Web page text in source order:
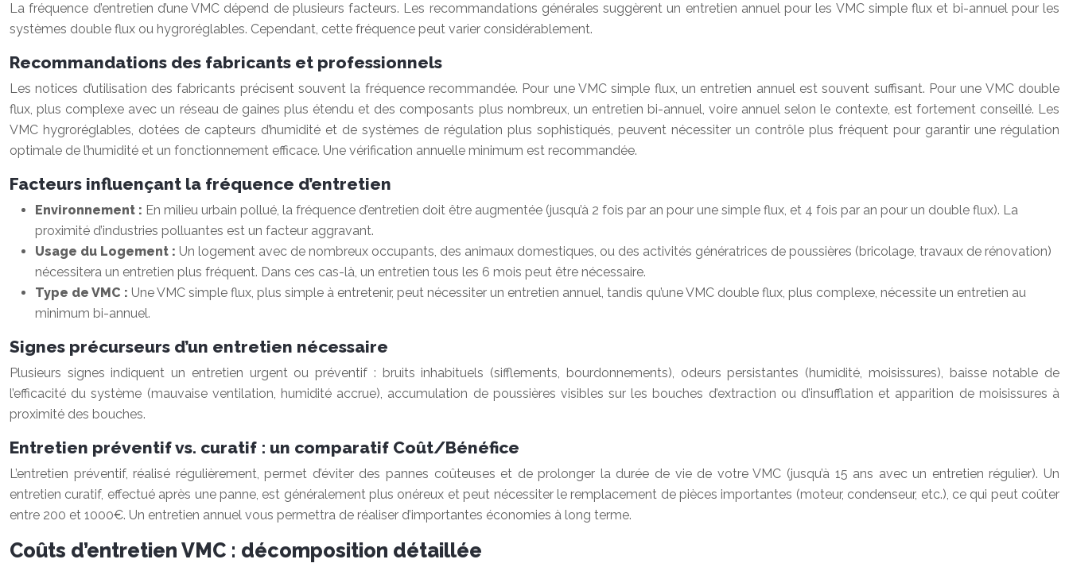
La fréquence d’entretien d’une VMC dépend de plusieurs facteurs. Les recommandations générales suggèrent un entretien annuel pour les VMC simple flux et bi-annuel pour les
systèmes double flux ou hygroréglables. Cependant, cette fréquence peut varier considérablement.
Recommandations des fabricants et professionnels
Les notices d’utilisation des fabricants précisent souvent la fréquence recommandée. Pour une VMC simple flux, un entretien annuel est souvent suffisant. Pour une VMC double
flux, plus complexe avec un réseau de gaines plus étendu et des composants plus nombreux, un entretien bi-annuel, voire annuel selon le contexte, est fortement conseillé. Les
VMC hygroréglables, dotées de capteurs d’humidité et de systèmes de régulation plus sophistiqués, peuvent nécessiter un contrôle plus fréquent pour garantir une régulation
optimale de l’humidité et un fonctionnement efficace. Une vérification annuelle minimum est recommandée.
Facteurs influençant la fréquence d’entretien
Environnement : En milieu urbain pollué, la fréquence d’entretien doit être augmentée (jusqu’à 2 fois par an pour une simple flux, et 4 fois par an pour un double flux). La
proximité d’industries polluantes est un facteur aggravant.
Usage du Logement : Un logement avec de nombreux occupants, des animaux domestiques, ou des activités génératrices de poussières (bricolage, travaux de rénovation)
nécessitera un entretien plus fréquent. Dans ces cas-là, un entretien tous les 6 mois peut être nécessaire.
Type de VMC : Une VMC simple flux, plus simple à entretenir, peut nécessiter un entretien annuel, tandis qu’une VMC double flux, plus complexe, nécessite un entretien au
minimum bi-annuel.
Signes précurseurs d’un entretien nécessaire
Plusieurs signes indiquent un entretien urgent ou préventif : bruits inhabituels (sifflements, bourdonnements), odeurs persistantes (humidité, moisissures), baisse notable de
l’efficacité du système (mauvaise ventilation, humidité accrue), accumulation de poussières visibles sur les bouches d’extraction ou d’insufflation et apparition de moisissures à
proximité des bouches.
Entretien préventif vs. curatif : un comparatif Coût/Bénéfice
L’entretien préventif, réalisé régulièrement, permet d’éviter des pannes coûteuses et de prolonger la durée de vie de votre VMC (jusqu’à 15 ans avec un entretien régulier). Un
entretien curatif, effectué après une panne, est généralement plus onéreux et peut nécessiter le remplacement de pièces importantes (moteur, condenseur, etc.), ce qui peut coûter
entre 200 et 1000€. Un entretien annuel vous permettra de réaliser d’importantes économies à long terme.
Coûts d’entretien VMC : décomposition détaillée